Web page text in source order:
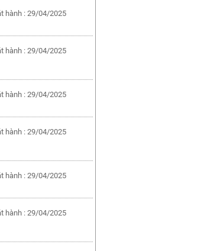
hành : 29/04/2025
hành : 29/04/2025
hành : 29/04/2025
hành : 29/04/2025
hành : 29/04/2025
hành : 29/04/2025